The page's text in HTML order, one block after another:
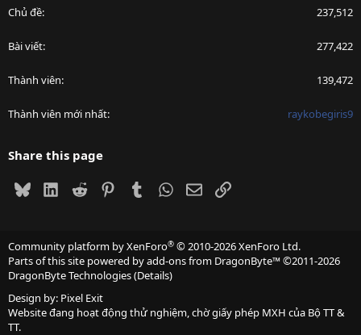
Chủ đề 237,512
Bài viết 277,422
Thành viên 139,472
Thành viên mới nhất raykobegiris9
Share this page
BlueskyLinkedIn
Reddit PinterestTumblrWhatsApp
EmailLink
Community platform by XenForo® © 2010-2026 XenForo Ltd.
Parts of this site powered byadd-ons from DragonByte™©2011-2026
DragonByte Technologies(Details)
Design by: Pixel Exit
Website đang hoạt động thử nghiệm, chờ giấy phép MXH của Bộ TT &
TT.